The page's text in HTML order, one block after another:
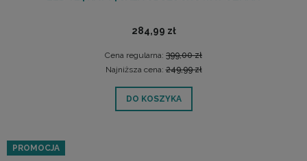
284,99 zł
Cena regularna: 399,00 zł
Najniższa cena:249,99 zł
DO KOSZYKA
PROMOCJA